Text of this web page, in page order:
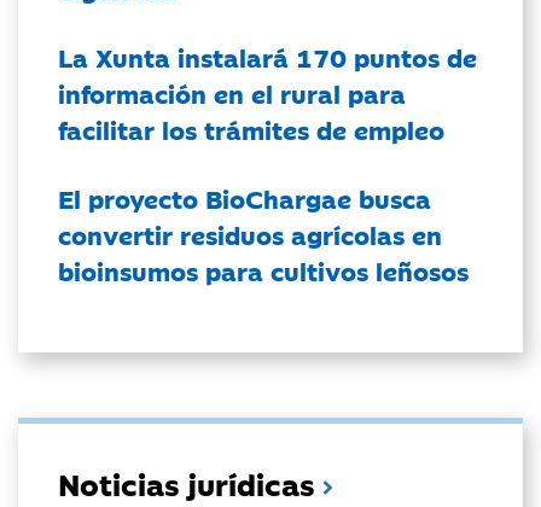
La Xunta instalará 170 puntos de
información en el rural para
facilitar los trámites de empleo
El proyecto BioChargae busca
convertir residuos agrícolas en
bioinsumos para cultivos leñosos
Noticias jurídicas